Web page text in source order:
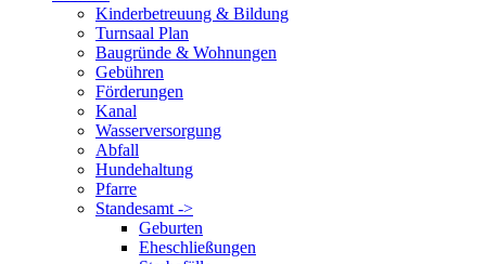
Kinderbetreuung & Bildung
Turnsaal Plan
Baugründe & Wohnungen
Gebühren
Förderungen
Kanal
Wasserversorgung
Abfall
Hundehaltung
Pfarre
Standesamt ->
Geburten
Eheschließungen